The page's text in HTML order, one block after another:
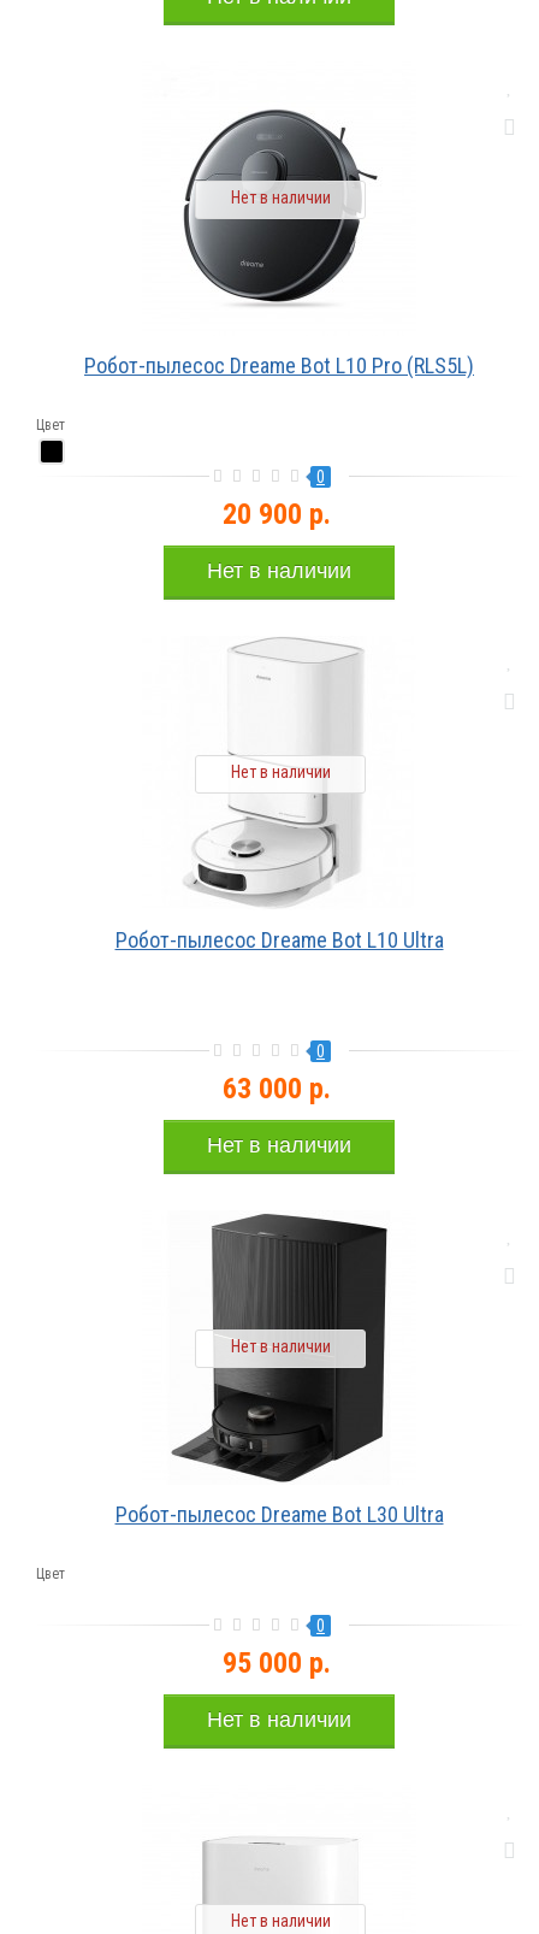
Нет в наличии
Робот-пылесос Dreame Bot L10 Pro (RLS5L)
Цвет
0
20 900 р.
Нет в наличии
Нет в наличии
Робот-пылесос Dreame Bot L10 Ultra
0
63 000 р.
Нет в наличии
Нет в наличии
Робот-пылесос Dreame Bot L30 Ultra
Цвет
0
95 000 р.
Нет в наличии
Нет в наличии